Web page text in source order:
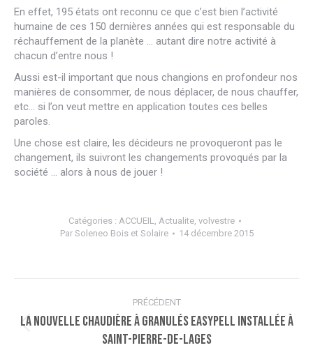
En effet, 195 états ont reconnu ce que c’est bien l’activité
humaine de ces 150 dernières années qui est responsable du
réchauffement de la planète … autant dire notre activité à
chacun d’entre nous !
Aussi est-il important que nous changions en profondeur nos
manières de consommer, de nous déplacer, de nous chauffer,
etc… si l’on veut mettre en application toutes ces belles
paroles.
Une chose est claire, les décideurs ne provoqueront pas le
changement, ils suivront les changements provoqués par la
société … alors à nous de jouer !
Catégories : ACCUEIL, Actualite, volvestre
Par Soleneo Bois et Solaire 14 décembre 2015
article
PRÉCÉDENT
Article
précédent
La nouvelle chaudière à granulés EASYPELL installée à
Saint-Pierre-de-Lages